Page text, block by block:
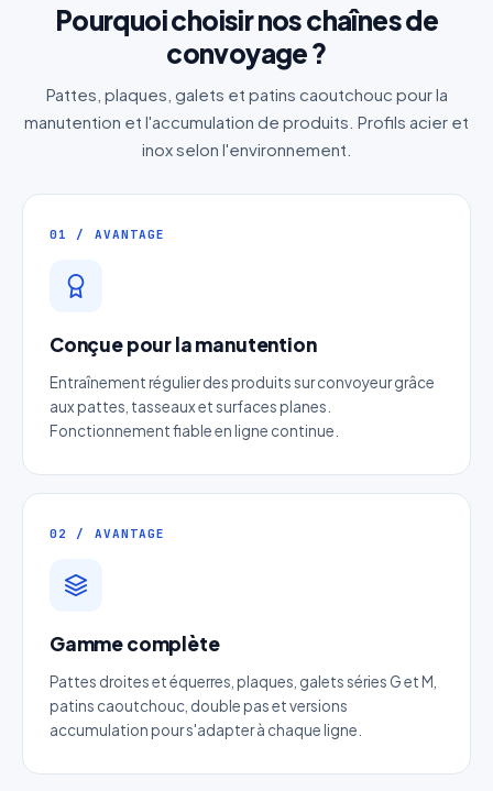
Pourquoi choisir nos chaînes de
convoyage ?
Pattes, plaques, galets et patins caoutchouc pour la
manutention et l'accumulation de produits. Profils acier et
inox selon l'environnement.
01 / AVANTAGE
Conçue pour la manutention
Entraînement régulier des produits sur convoyeur grâce
aux pattes, tasseaux et surfaces planes.
Fonctionnement fiable en ligne continue.
02 / AVANTAGE
Gamme complète
Pattes droites et équerres, plaques, galets séries G et M,
patins caoutchouc, double pas et versions
accumulation pour s'adapter à chaque ligne.
Devis Chaine de convoyeur à
Entreprise